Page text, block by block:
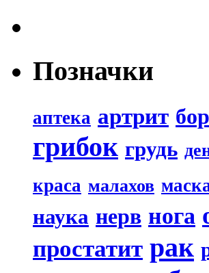
Позначки
аптека артрит
грибок грудь
краса малахов
наука нерв нога
простатит рак